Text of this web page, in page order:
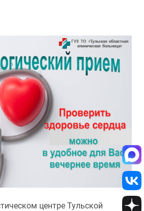
центре Тульской